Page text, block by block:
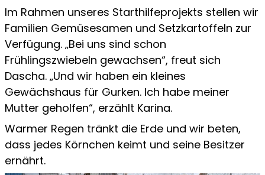
Im Rahmen unseres Starthilfeprojekts stellen wir
Familien Gemüsesamen und Setzkartoffeln zur
Verfügung. „Bei uns sind schon
Frühlingszwiebeln gewachsen“, freut sich
Dascha. „Und wir haben ein kleines
Gewächshaus für Gurken. Ich habe meiner
Mutter geholfen“, erzählt Karina.
Warmer Regen tränkt die Erde und wir beten,
dass jedes Körnchen keimt und seine Besitzer
ernährt.